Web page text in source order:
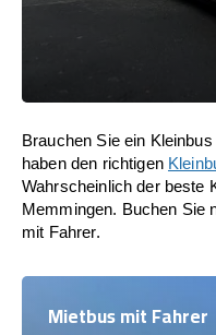
Brauchen Sie ein
haben den richtigen
Wahrscheinlich der beste
Memmingen. Buchen Sie
mit Fahrer.
Mietbus mit Fahrer